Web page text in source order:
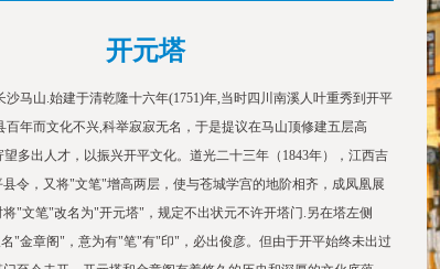
开元塔
沙马山.始建于清乾隆十六年(1751)年,当时四川南溪人叶重秀到开平
百年而文化不兴,科举寂寂无名，于是提议在马山顶修建五层高
多出人才，以振兴开平文化。道光二十三年（1843年），江西吉
令，又将"文笔"增高两层，使与苍城学宫的地阶相齐，成凤凰展
"文笔"改名为"开元塔"，规定不出状元不许开塔门.另在塔左侧
"金章阁"，意为有"笔"有"印"，必出俊彦。但由于开平始终未出过